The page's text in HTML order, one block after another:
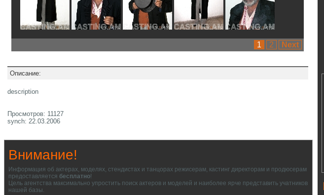
1 2 Next
Описание:
description
Просмотров: 11127
synch: 22.03.2006
Внимание!
Информация об актерах, моделях, стендистах и танцорах режисерам, кастинг директорам и продюсерам
предоставляется бесплатно!
Цель агентства максимально упростить поиск актеров и моделей и наиболее ярче представить учатников
нашей базы.